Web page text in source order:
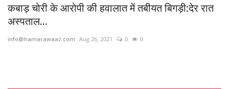
कबाड़ चोरी के आरोपी की हवालात में तबीयत बिगड़ी:देर रात
अस्पताल...
info@hamarawaaz.com Aug 26, 2021 0 0